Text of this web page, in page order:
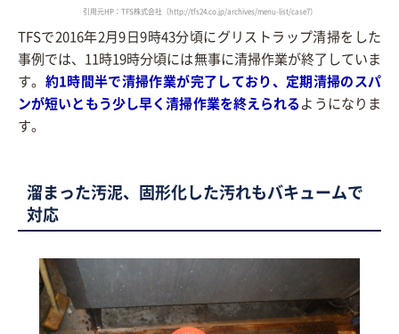
引用元HP：TFS株式会社（http://tfs24.co.jp/archives/menu-list/case7）
TFSで2016年2月9日9時43分頃にグリストラップ清掃をした
事例では、11時19時分頃には無事に清掃作業が終了していま
す。 約1時間半で清掃作業が完了しており、定期清掃のスパ
ンが短いともう少し早く清掃作業を終えられるようになりま
す。
溜まった汚泥、固形化した汚れもバキュームで
対応